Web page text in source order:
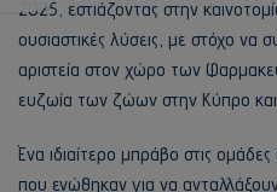
2025, εστιάζοντας στην
ουσιαστικές λύσεις, με στόχο
αριστεία στον χώρο των
ευζωία των ζώων στην Κύπρο
Ένα ιδιαίτερο μπράβο στις
που ενώθηκαν για να